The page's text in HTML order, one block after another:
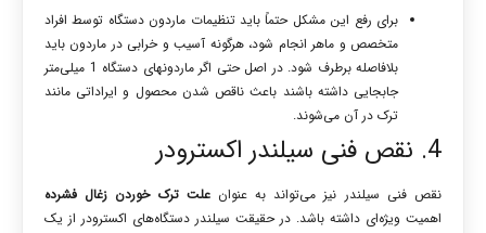
برای رفع این مشکل حتماً باید تنظیمات ماردون دستگاه توسط افراد
متخصص و ماهر انجام شود، هرگونه آسیب و خرابی در ماردون باید
بلافاصله برطرف شود. در اصل حتی اگر ماردون‎های دستگاه 1 میلی‌متر
جابجایی داشته باشند باعث ناقص شدن محصول و ایراداتی مانند
ترک در آن می‌شوند.
4. نقص فنی سیلندر اکسترودر
نقص فنی سیلندر نیز می‌تواند به عنوانعلت ترک خوردن زغال فشرده
اهمیت ویژه‌ای داشته باشد. در حقیقت سیلندر دستگاه‌های اکسترودر از یک